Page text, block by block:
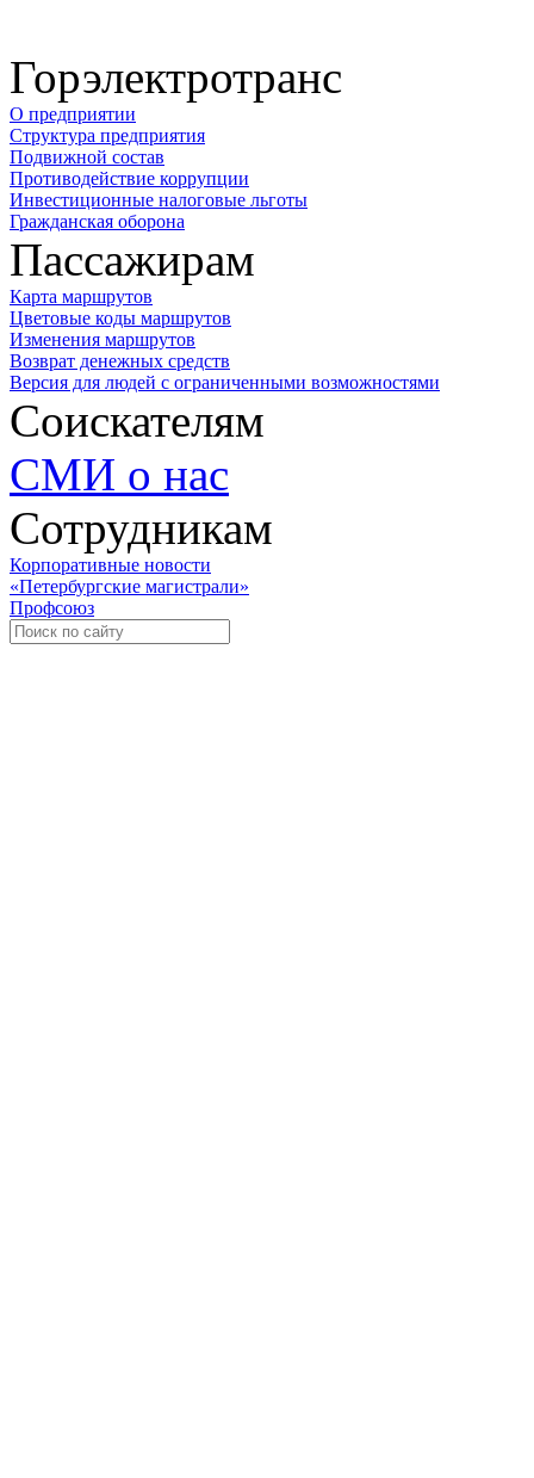
Горэлектротранс
О предприятии
Структура предприятия
Подвижной состав
Противодействие коррупции
Инвестиционные налоговые льготы
Гражданская оборона
Пассажирам
Карта маршрутов
Цветовые коды маршрутов
Изменения маршрутов
Возврат денежных средств
Версия для людей с ограниченными возможностями
Соискателям
СМИ о нас
Сотрудникам
Корпоративные новости
«Петербургские магистрали»
Профсоюз